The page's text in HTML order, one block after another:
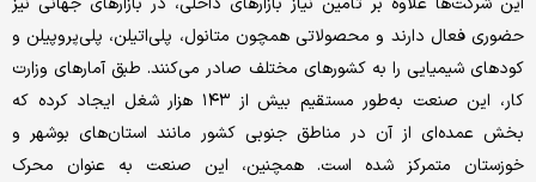
حضوری فعال دارند و محصولاتی همچون متانول، پلی‌‌اتیلن، پلی‌‌پروپیلن و
کودهای شیمیایی را به کشورهای مختلف صادر می‌‌کنند. طبق آمارهای وزارت
کار، این صنعت به‌طور مستقیم بیش از ۱۴۳ هزار شغل ایجاد کرده که
بخش عمده‌‌ای از آن در مناطق جنوبی کشور مانند استان‌های بوشهر و
خوزستان متمرکز شده است. همچنین، این صنعت به عنوان محرک